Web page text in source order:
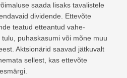
saada lisaks tavalistele
dividende. Ettevõte
teatud etteantud vahe-
puhaskasumi või mõne muu
Aktsionärid saavad jätkuvalt
sellest, kas ettevõte